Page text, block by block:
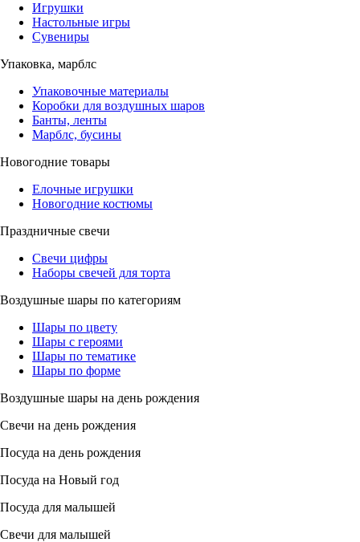
Игрушки
Настольные игры
Сувениры
Упаковка, марблс
Упаковочные материалы
Коробки для воздушных шаров
Банты, ленты
Марблс, бусины
Новогодние товары
Елочные игрушки
Новогодние костюмы
Праздничные свечи
Свечи цифры
Наборы свечей для торта
Воздушные шары по категориям
Шары по цвету
Шары с героями
Шары по тематике
Шары по форме
Воздушные шары на день рождения
Свечи на день рождения
Посуда на день рождения
Посуда на Новый год
Посуда для малышей
Свечи для малышей